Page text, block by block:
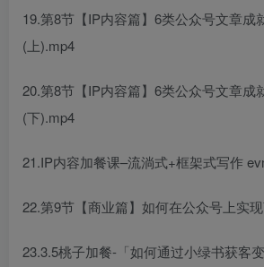
19.第8节【IP内容篇】6类公众号文章成
(上).mp4
20.第8节【IP内容篇】6类公众号文章成
(下).mp4
21.IP内容加餐课–流淌式+框架式写作
22.第9节【商业篇】如何在公众号上实
23.3.5桃子加餐-「如何通过小绿书获客